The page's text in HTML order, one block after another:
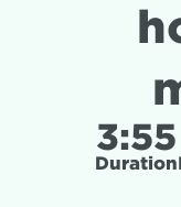
3:55
Duration